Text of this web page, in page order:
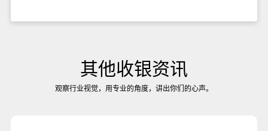
其他收银资讯
观察行业视觉，用专业的角度，讲出你们的心声。